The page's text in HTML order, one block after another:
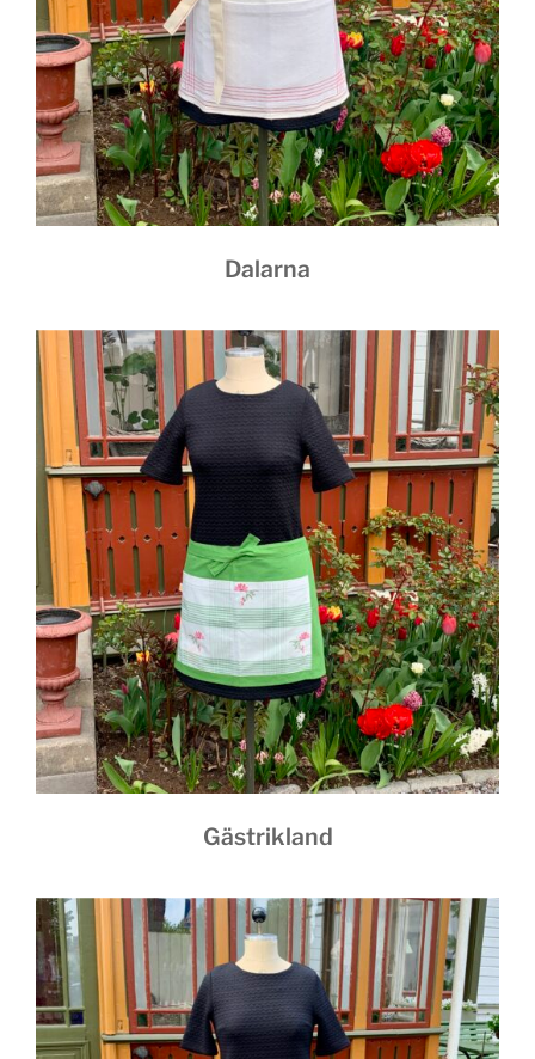
Dalarna
Gästrikland